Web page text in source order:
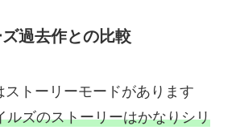
過去作との比較
ストーリーモードがあります
ルズのストーリーはかなりシリ